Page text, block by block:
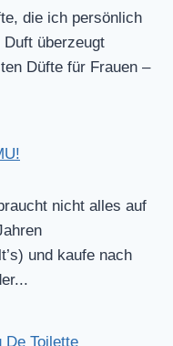
die ich persönlich
überzeugt
Düfte für Frauen –
nicht alles auf
und kaufe nach
De Toilette